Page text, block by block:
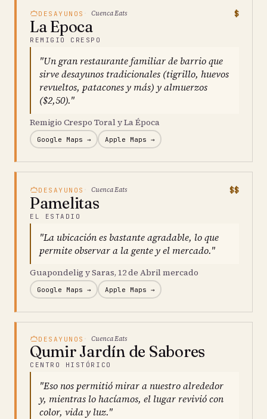
DESAYUNOS Cuenca Eats $
La Epoca
REMIGIO CRESPO
"Un gran restaurante familiar de barrio que
sirve desayunos tradicionales (tigrillo, huevos
revueltos, patacones y más) y almuerzos
($2,50)."
Remigio Crespo Toral y La Época
Google Maps → Apple Maps →
DESAYUNOS Cuenca Eats $$
Pamelitas
EL ESTADIO
"La ubicación es bastante agradable, lo que
permite observar a la gente y el mercado."
Guapondelig y Saras, 12 de Abril mercado
Google Maps → Apple Maps →
DESAYUNOS Cuenca Eats
Qumir Jardín de Sabores
CENTRO HISTÓRICO
"Eso nos permitió mirar a nuestro alrededor
y, mientras lo hacíamos, el lugar revivió con
color, vida y luz."